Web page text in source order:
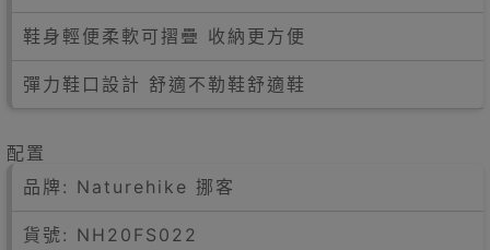
鞋身輕便柔軟可摺疊 收納更方便
彈力鞋口設計 舒適不勒鞋舒適鞋
配置
品牌: Naturehike 挪客
貨號: NH20FS022